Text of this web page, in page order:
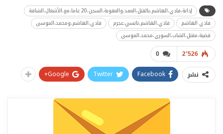
إدانة،فادي،الهاشم،بالقتل،العمد،والعقوبة،السجن،20 عاما،مع،الأشغال،الشاقة
فادي الهاشم
فادي،الهاشم،نانسي،عجرم
فادي،الهاشم،ومحمد،الموسى
قضية،مقتل،الشاب،السوري،محمد،الموسى
0 2٬526
نشر Facebook
Twitter
Google+